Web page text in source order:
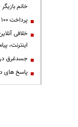
خانم
پرداخت ۱۰۰ درصد پاداش پایان خدمت فرهنگیان
خلافی
اینترنت،
جسدغرق
پاسخ های